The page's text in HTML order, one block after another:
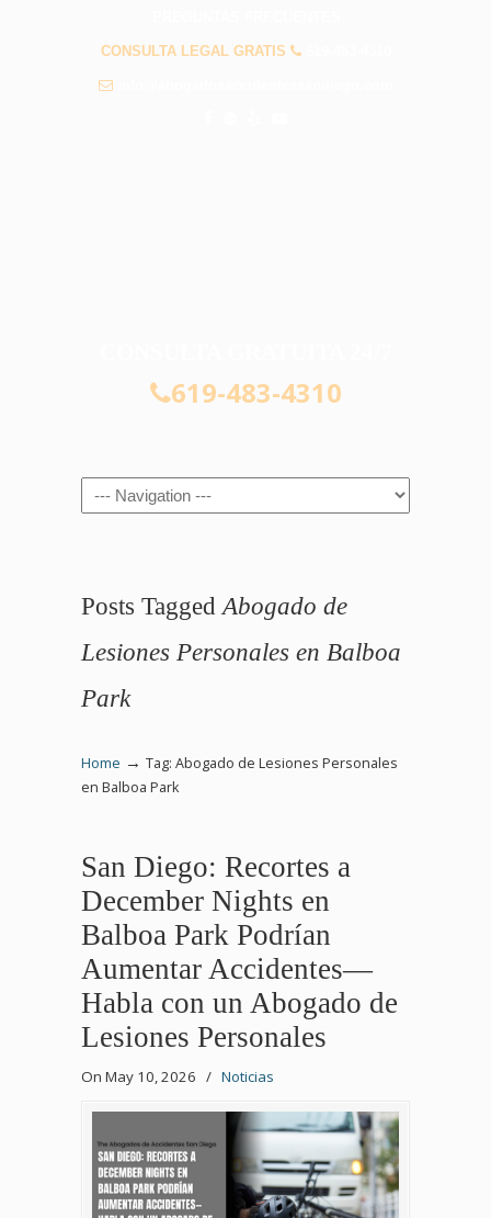
CONSULTA LEGAL GRATIS
619-483-4310
Navigation
Posts Tagged Abogado de
Lesiones Personales en Balboa
Park
Home → Tag: Abogado de Lesiones Personales
en Balboa Park
San Diego: Recortes a
December Nights en
Balboa Park Podrían
Aumentar Accidentes—
Habla con un Abogado de
Lesiones Personales
On May 10, 2026 / Noticias